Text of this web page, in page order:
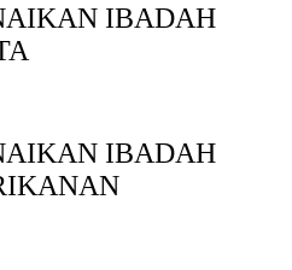
IBADAH
IBADAH